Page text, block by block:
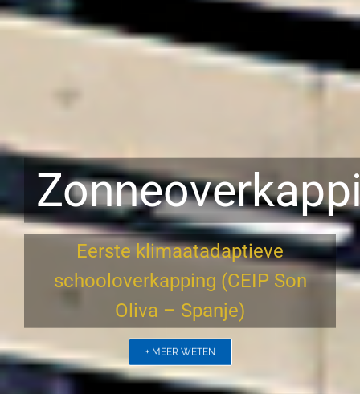
Zonneparking
in Tafalla:
zo wordt ruimte omgezet in
energie
BEKIJK DE VIDEO